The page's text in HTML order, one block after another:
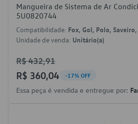
Mangueira de Sistema de Ar
5U0820744
Compatibilidade: Fox, Gol, Polo,
Unidade de venda: Unitário(a)
R$ 432,91
R$ 360,04 -17% OFF
Essa peça é vendida e entregue por: